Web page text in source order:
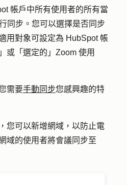
帳戶中所有使用者的所有當
同步。您可以選擇是否同步
用對象可設定為 HubSpot 帳
或「選定的」Zoom 使用
需要手動同步您感興趣的特
您可以新增網域，以防止電
域的使用者將會議同步至